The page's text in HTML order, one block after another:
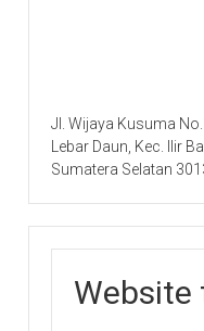
Jl. Wijaya Kusuma
Lebar Daun, Kec. Ilir
Sumatera Selatan
Website